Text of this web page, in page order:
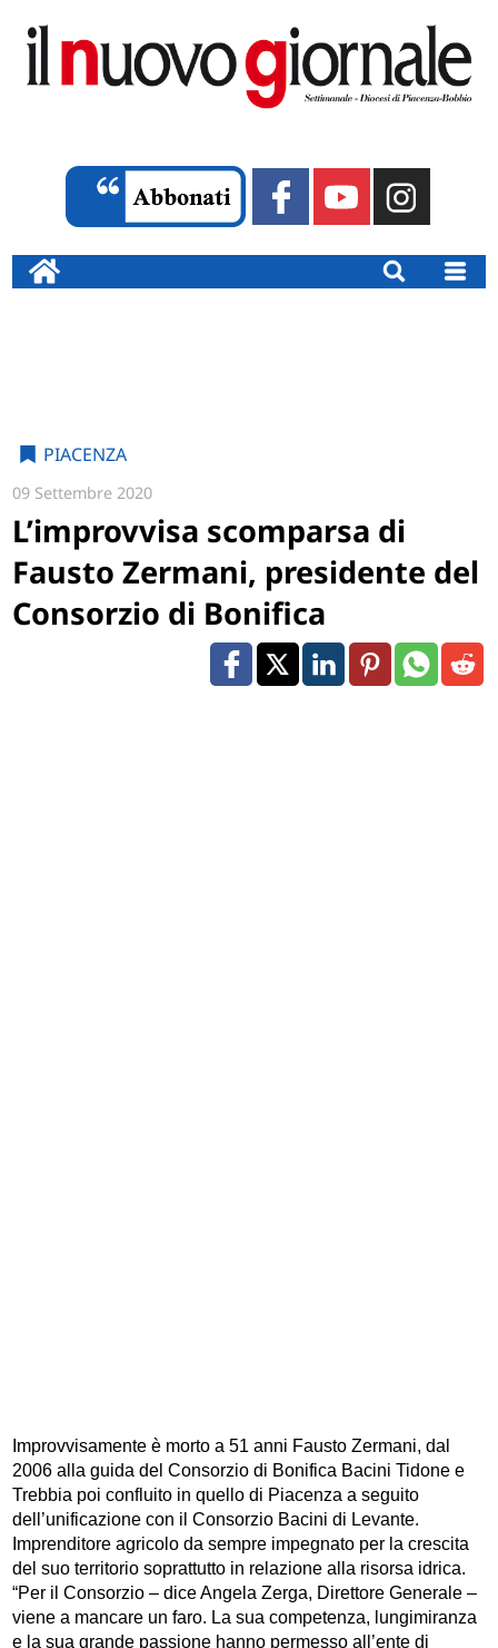
PIACENZA
09 Settembre 2020
L’improvvisa scomparsa di
Fausto Zermani, presidente del
Consorzio di Bonifica
Improvvisamente è morto a 51 anni Fausto Zermani, dal
2006 alla guida del Consorzio di Bonifica Bacini Tidone e
Trebbia poi confluito in quello di Piacenza a seguito
dell’unificazione con il Consorzio Bacini di Levante.
Imprenditore agricolo da sempre impegnato per la crescita
del suo territorio soprattutto in relazione alla risorsa idrica.
“Per il Consorzio – dice Angela Zerga, Direttore Generale –
viene a mancare un faro. La sua competenza, lungimiranza
e la sua grande passione hanno permesso all’ente di